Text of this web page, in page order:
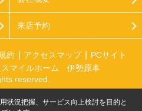
来店予約
約 アクセスマップ
PCサイト
マイルホーム 伊勢原本
reserved.
状況把握、サービス向上検討を目的と